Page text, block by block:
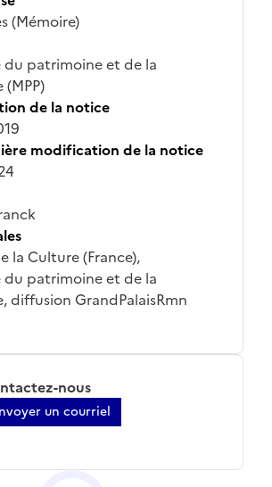
(Mémoire)
patrimoine et de la
de la notice
modification de la notice
la Culture (France),
patrimoine et de la
diffusion GrandPalaisRmn
nous
un courriel